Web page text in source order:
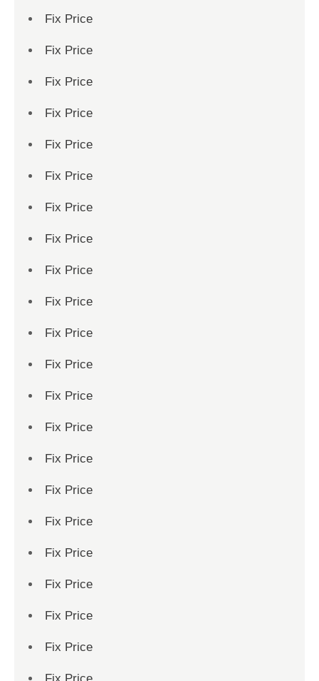
Fix Price
Fix Price
Fix Price
Fix Price
Fix Price
Fix Price
Fix Price
Fix Price
Fix Price
Fix Price
Fix Price
Fix Price
Fix Price
Fix Price
Fix Price
Fix Price
Fix Price
Fix Price
Fix Price
Fix Price
Fix Price